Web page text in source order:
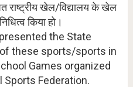
राष्ट्रीय खेल/विद्यालय के खेल
किया हो।
the State
these sports/sports in
Games organized
Sports Federation.